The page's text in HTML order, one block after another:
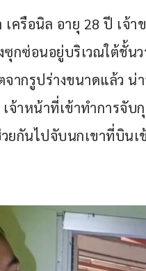
ครือนิล อายุ 28 ปี เจ้
กซ่อนอยู่บริเวณใต้ชั้น
จากรูปร่างขนาดแล้ว
จ้าหน้าที่เข้าทำการจับ
ยกันไปจับนกเขาที่บินเ